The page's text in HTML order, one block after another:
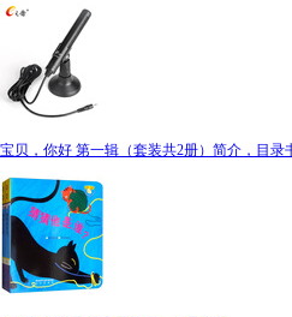
宝贝，你好 第一辑（套装共2册）简介，目录